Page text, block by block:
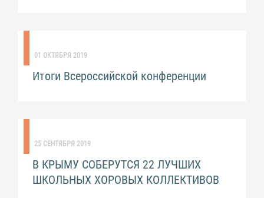
01 ОКТЯБРЯ 2019
Итоги Всероссийской конференции
25 СЕНТЯБРЯ 2019
В КРЫМУ СОБЕРУТСЯ 22 ЛУЧШИХ
ШКОЛЬНЫХ ХОРОВЫХ КОЛЛЕКТИВОВ